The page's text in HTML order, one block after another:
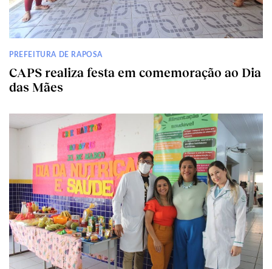
PREFEITURA DE RAPOSA
CAPS realiza festa em comemoração ao Dia
das Mães